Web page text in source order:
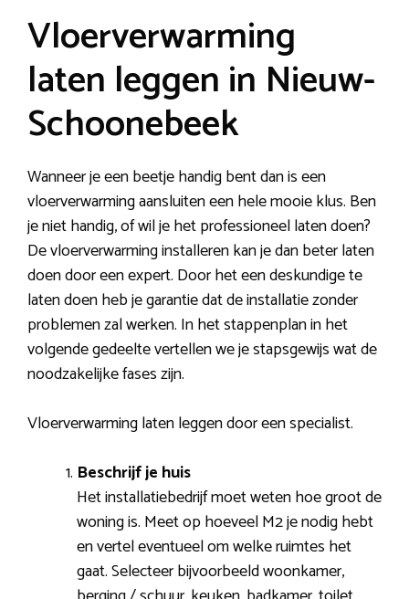
Vloerverwarming
laten leggen in Nieuw-
Schoonebeek
Wanneer je een beetje handig bent dan is een
vloerverwarming aansluiten een hele mooie klus. Ben
je niet handig, of wil je het professioneel laten doen?
De vloerverwarming installeren kan je dan beter laten
doen door een expert. Door het een deskundige te
laten doen heb je garantie dat de installatie zonder
problemen zal werken. In het stappenplan in het
volgende gedeelte vertellen we je stapsgewijs wat de
noodzakelijke fases zijn.
Vloerverwarming laten leggen door een specialist.
Beschrijf je huis
Het installatiebedrijf moet weten hoe groot de
woning is. Meet op hoeveel M2 je nodig hebt
en vertel eventueel om welke ruimtes het
gaat. Selecteer bijvoorbeeld woonkamer,